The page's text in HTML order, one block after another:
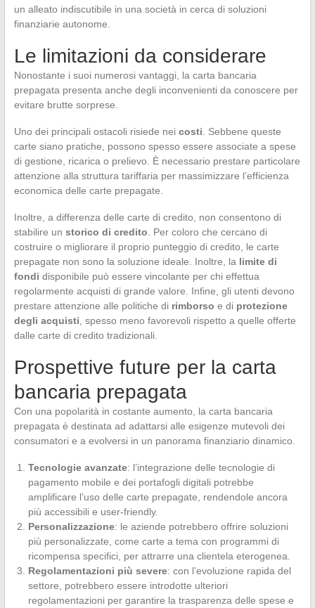
un alleato indiscutibile in una società in cerca di soluzioni
finanziarie autonome.
Le limitazioni da considerare
Nonostante i suoi numerosi vantaggi, la carta bancaria
prepagata presenta anche degli inconvenienti da conoscere per
evitare brutte sorprese.
Uno dei principali ostacoli risiede nei costi . Sebbene queste
carte siano pratiche, possono spesso essere associate a spese
di gestione, ricarica o prelievo. È necessario prestare particolare
attenzione alla struttura tariffaria per massimizzare l’efficienza
economica delle carte prepagate.
Inoltre, a differenza delle carte di credito, non consentono di
stabilire un storico di credito . Per coloro che cercano di
costruire o migliorare il proprio punteggio di credito, le carte
prepagate non sono la soluzione ideale. Inoltre, la limite di
fondi disponibile può essere vincolante per chi effettua
regolarmente acquisti di grande valore. Infine, gli utenti devono
prestare attenzione alle politiche di rimborso e di protezione
degli acquisti , spesso meno favorevoli rispetto a quelle offerte
dalle carte di credito tradizionali.
Prospettive future per la carta
bancaria prepagata
Con una popolarità in costante aumento, la carta bancaria
prepagata è destinata ad adattarsi alle esigenze mutevoli dei
consumatori e a evolversi in un panorama finanziario dinamico.
Tecnologie avanzate: l’integrazione delle tecnologie di
pagamento mobile e dei portafogli digitali potrebbe
amplificare l’uso delle carte prepagate, rendendole ancora
più accessibili e user-friendly.
Personalizzazione: le aziende potrebbero offrire soluzioni
più personalizzate, come carte a tema con programmi di
ricompensa specifici, per attrarre una clientela eterogenea.
Regolamentazioni più severe: con l’evoluzione rapida del
settore, potrebbero essere introdotte ulteriori
regolamentazioni per garantire la trasparenza delle spese e